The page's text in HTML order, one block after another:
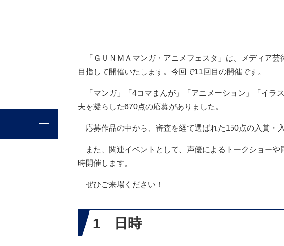
「ＧＵＮＭＡマンガ・アニメフェスタ」は、メディア芸
目指して開催いたします。今回で11回目の開催です。
「マンガ」「4コマまんが」「アニメーション」「イラ
夫を凝らした670点の応募がありました。
応募作品の中から、審査を経て選ばれた150点の入賞・
また、関連イベントとして、声優によるトークショーや
時開催します。
ぜひご来場ください！
1 日時